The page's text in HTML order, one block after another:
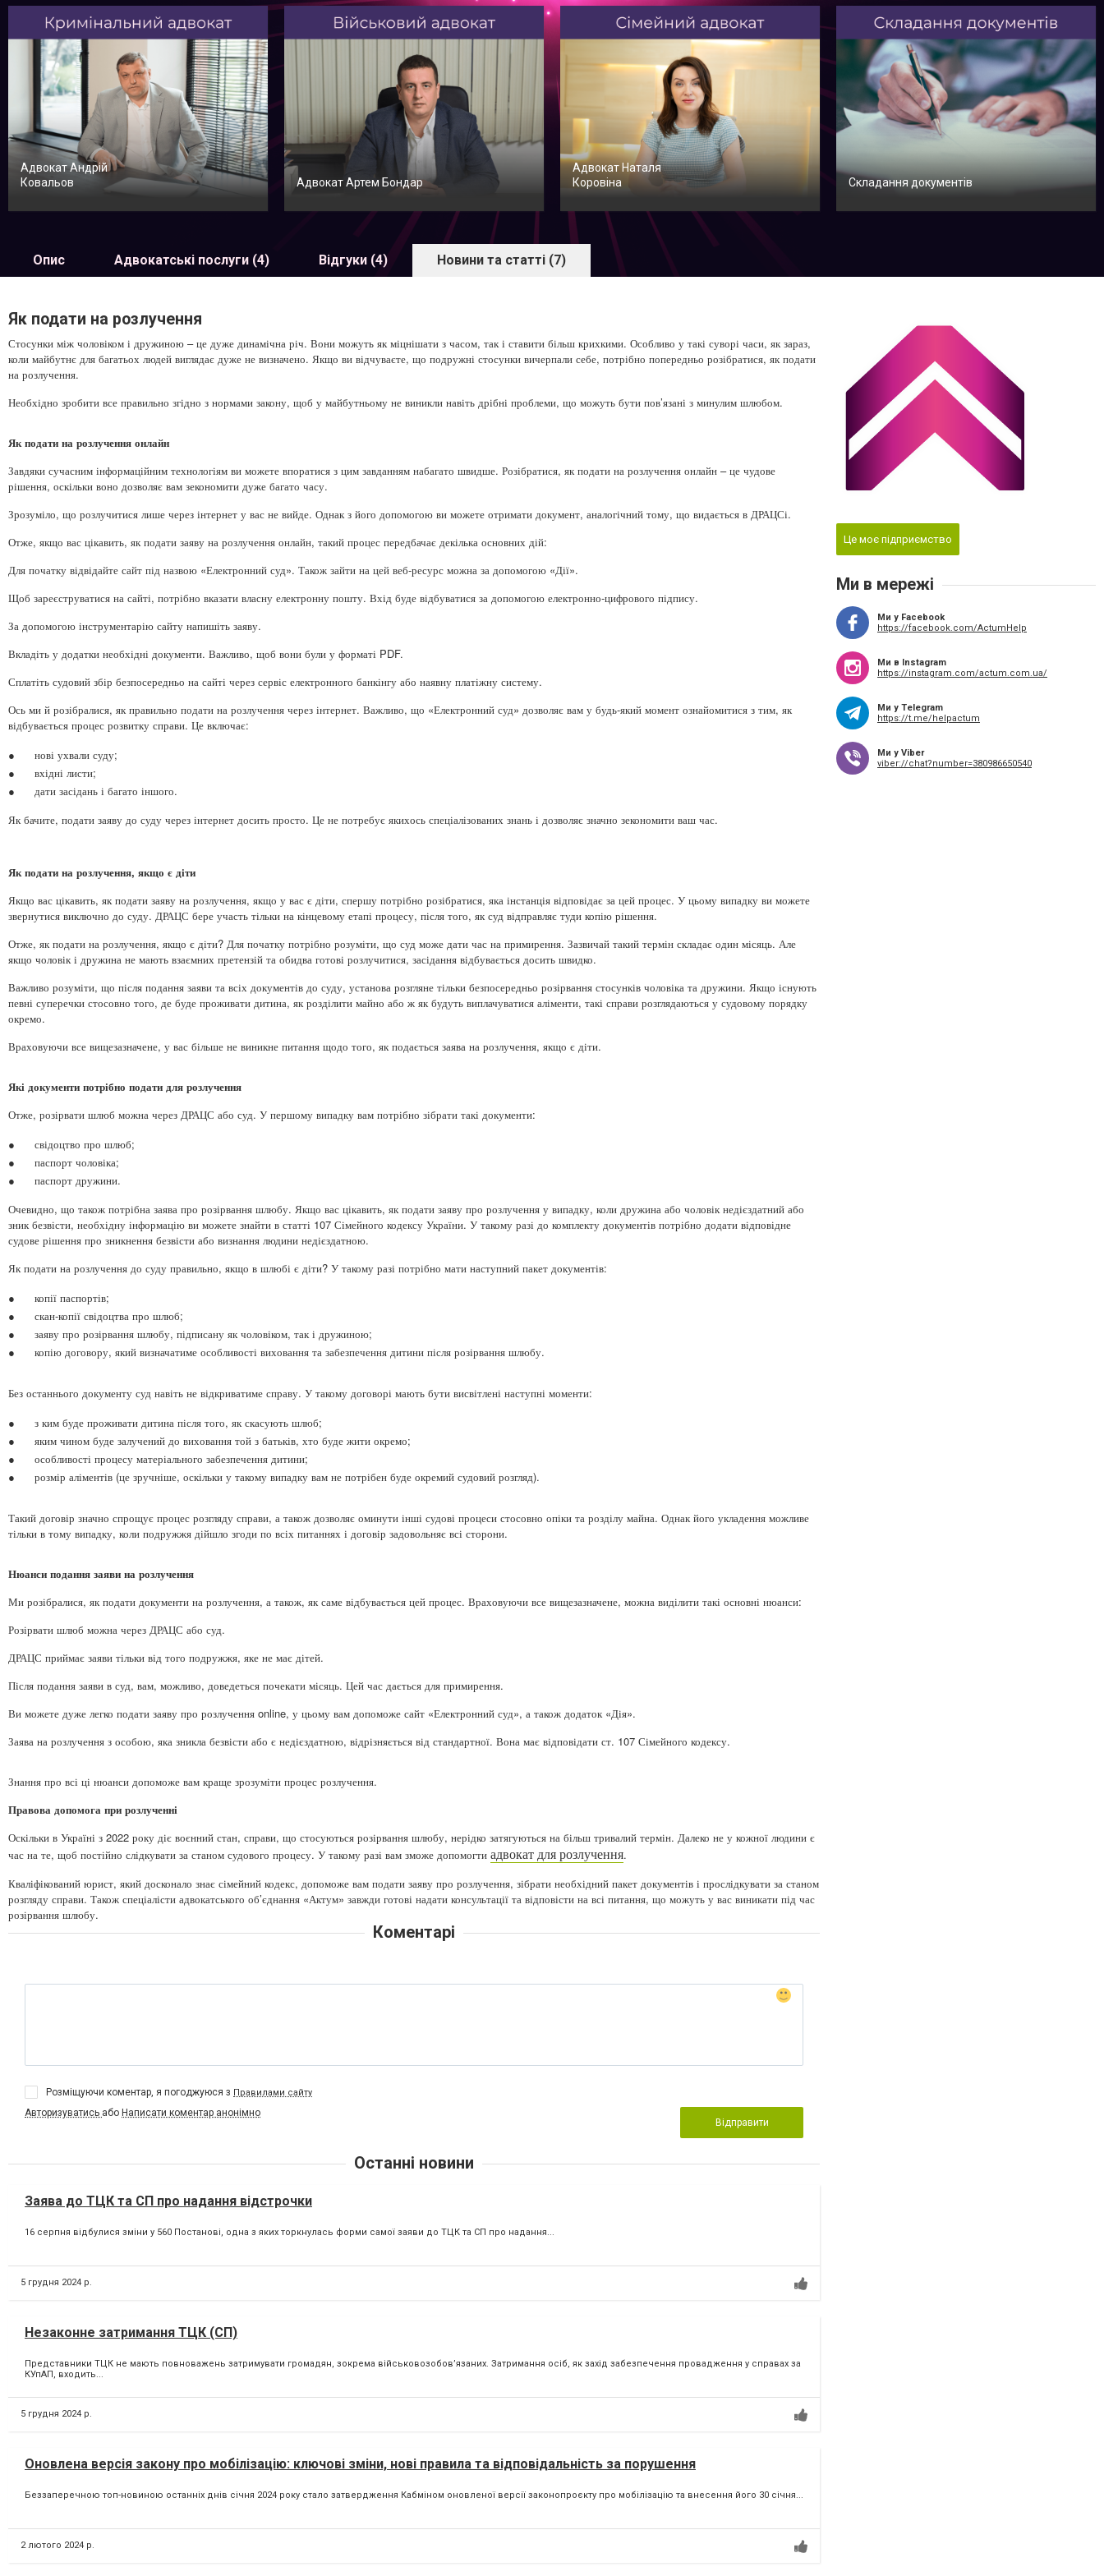
Адвокат Андрій
Ковальов
Адвокат Артем Бондар
Адвокат Наталя
Коровіна
Складання документів
Опис Адвокатські послуги (4) Відгуки (4) Новини та статті (7)
Як подати на розлучення
Стосунки між чоловіком і дружиною – це дуже динамічна річ. Вони можуть як міцнішати з часом, так і ставити більш крихкими. Особливо у такі суворі часи, як зараз,
коли майбутнє для багатьох людей виглядає дуже не визначено. Якщо ви відчуваєте, що подружні стосунки вичерпали себе, потрібно попередньо розібратися, як подати
на розлучення.
Необхідно зробити все правильно згідно з нормами закону, щоб у майбутньому не виникли навіть дрібні проблеми, що можуть бути пов’язані з минулим шлюбом.
Як подати на розлучення онлайн
Завдяки сучасним інформаційним технологіям ви можете впоратися з цим завданням набагато швидше. Розібратися, як подати на розлучення онлайн – це чудове
рішення, оскільки воно дозволяє вам зекономити дуже багато часу.
Зрозуміло, що розлучитися лише через інтернет у вас не вийде. Однак з його допомогою ви можете отримати документ, аналогічний тому, що видається в ДРАЦСі.
Отже, якщо вас цікавить, як подати заяву на розлучення онлайн, такий процес передбачає декілька основних дій:
Для початку відвідайте сайт під назвою «Електронний суд». Також зайти на цей веб-ресурс можна за допомогою «Дії».
Щоб зареєструватися на сайті, потрібно вказати власну електронну пошту. Вхід буде відбуватися за допомогою електронно-цифрового підпису.
За допомогою інструментарію сайту напишіть заяву.
Вкладіть у додатки необхідні документи. Важливо, щоб вони були у форматі PDF.
Сплатіть судовий збір безпосередньо на сайті через сервіс електронного банкінгу або наявну платіжну систему.
Ось ми й розібралися, як правильно подати на розлучення через інтернет. Важливо, що «Електронний суд» дозволяє вам у будь-який момент ознайомитися з тим, як
відбувається процес розвитку справи. Це включає:
●
нові ухвали суду;
●
вхідні листи;
●
дати засідань і багато іншого.
Як бачите, подати заяву до суду через інтернет досить просто. Це не потребує якихось спеціалізованих знань і дозволяє значно зекономити ваш час.
Як подати на розлучення, якщо є діти
Якщо вас цікавить, як подати заяву на розлучення, якщо у вас є діти, спершу потрібно розібратися, яка інстанція відповідає за цей процес. У цьому випадку ви можете
звернутися виключно до суду. ДРАЦС бере участь тільки на кінцевому етапі процесу, після того, як суд відправляє туди копію рішення.
Отже, як подати на розлучення, якщо є діти? Для початку потрібно розуміти, що суд може дати час на примирення. Зазвичай такий термін складає один місяць. Але
якщо чоловік і дружина не мають взаємних претензій та обидва готові розлучитися, засідання відбувається досить швидко.
Важливо розуміти, що після подання заяви та всіх документів до суду, установа розгляне тільки безпосередньо розірвання стосунків чоловіка та дружини. Якщо існують
певні суперечки стосовно того, де буде проживати дитина, як розділити майно або ж як будуть виплачуватися аліменти, такі справи розглядаються у судовому порядку
окремо.
Враховуючи все вищезазначене, у вас більше не виникне питання щодо того, як подається заява на розлучення, якщо є діти.
Які документи потрібно подати для розлучення
Отже, розірвати шлюб можна через ДРАЦС або суд. У першому випадку вам потрібно зібрати такі документи:
●
свідоцтво про шлюб;
●
паспорт чоловіка;
●
паспорт дружини.
Очевидно, що також потрібна заява про розірвання шлюбу. Якщо вас цікавить, як подати заяву про розлучення у випадку, коли дружина або чоловік недієздатний або
зник безвісти, необхідну інформацію ви можете знайти в статті 107 Сімейного кодексу України. У такому разі до комплекту документів потрібно додати відповідне
судове рішення про зникнення безвісти або визнання людини недієздатною.
Як подати на розлучення до суду правильно, якщо в шлюбі є діти? У такому разі потрібно мати наступний пакет документів:
●
копії паспортів;
●
скан-копії свідоцтва про шлюб;
●
заяву про розірвання шлюбу, підписану як чоловіком, так і дружиною;
●
копію договору, який визначатиме особливості виховання та забезпечення дитини після розірвання шлюбу.
Без останнього документу суд навіть не відкриватиме справу. У такому договорі мають бути висвітлені наступні моменти:
●
з ким буде проживати дитина після того, як скасують шлюб;
●
яким чином буде залучений до виховання той з батьків, хто буде жити окремо;
●
особливості процесу матеріального забезпечення дитини;
●
розмір аліментів (це зручніше, оскільки у такому випадку вам не потрібен буде окремий судовий розгляд).
Такий договір значно спрощує процес розгляду справи, а також дозволяє оминути інші судові процеси стосовно опіки та розділу майна. Однак його укладення можливе
тільки в тому випадку, коли подружжя дійшло згоди по всіх питаннях і договір задовольняє всі сторони.
Нюанси подання заяви на розлучення
Ми розібралися, як подати документи на розлучення, а також, як саме відбувається цей процес. Враховуючи все вищезазначене, можна виділити такі основні нюанси:
Розірвати шлюб можна через ДРАЦС або суд.
ДРАЦС приймає заяви тільки від того подружжя, яке не має дітей.
Після подання заяви в суд, вам, можливо, доведеться почекати місяць. Цей час дається для примирення.
Ви можете дуже легко подати заяву про розлучення online, у цьому вам допоможе сайт «Електронний суд», а також додаток «Дія».
Заява на розлучення з особою, яка зникла безвісти або є недієздатною, відрізняється від стандартної. Вона має відповідати ст. 107 Сімейного кодексу.
Знання про всі ці нюанси допоможе вам краще зрозуміти процес розлучення.
Правова допомога при розлученні
Оскільки в Україні з 2022 року діє воєнний стан, справи, що стосуються розірвання шлюбу, нерідко затягуються на більш тривалий термін. Далеко не у кожної людини є
час на те, щоб постійно слідкувати за станом судового процесу. У такому разі вам зможе допомогти адвокат для розлучення.
Кваліфікований юрист, який досконало знає сімейний кодекс, допоможе вам подати заяву про розлучення, зібрати необхідний пакет документів і прослідкувати за станом
розгляду справи. Також спеціалісти адвокатського об’єднання «Актум» завжди готові надати консультації та відповісти на всі питання, що можуть у вас виникати під час
розірвання шлюбу.
Коментарі
Розміщуючи коментар, я погоджуюся з Правилами сайту
Авторизуватись або Написати коментар анонімно
Відправити
Останні новини
Заява до ТЦК та СП про надання відстрочки
16 серпня відбулися зміни у 560 Постанові, одна з яких торкнулась форми самої заяви до ТЦК та СП про надання...
5 грудня 2024 р.
Незаконне затримання ТЦК (СП)
Представники ТЦК не мають повноважень затримувати громадян, зокрема військовозобов’язаних. Затримання осіб, як захід забезпечення провадження у справах за
КУпАП, входить...
5 грудня 2024 р.
Оновлена версія закону про мобілізацію: ключові зміни, нові правила та відповідальність за порушення
Беззаперечною топ-новиною останніх днів січня 2024 року стало затвердження Кабміном оновленої версії законопроєкту про мобілізацію та внесення його 30 січня...
2 лютого 2024 р.
Це моє підприємство
Ми в мережі
Ми у Facebook
https://facebook.com/ActumHelp
Ми в Instagram
https://instagram.com/actum.com.ua/
Ми у Telegram
https://t.me/helpactum
Ми у Viber
viber://chat?number=380986650540